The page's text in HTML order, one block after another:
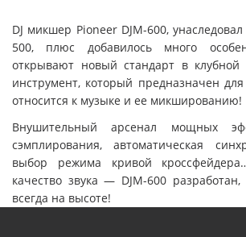
DJ микшер Pioneer DJM-600,
500, плюс добавилось много
открывают новый стандарт в клубной
инструмент, который предназначен для
относится к музыке и ее микшированию!
Внушительный арсенал мощных
сэмплирования, автоматическая
выбор режима кривой
качество звука — DJM-600 разработан,
всегда на высоте!